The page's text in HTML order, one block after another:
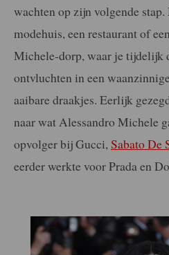
wachten op zijn volgende
modehuis, een restaurant of
Michele-dorp, waar je tijdelijk
ontvluchten in een
aaibare draakjes. Eerlijk
naar wat Alessandro Michele
opvolger bij Gucci, Sabato De
eerder werkte voor Prada en